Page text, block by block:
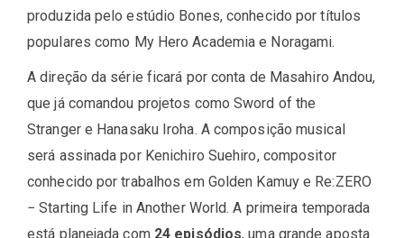
produzida pelo estúdio Bones, conhecido por títulos
populares como My Hero Academia e Noragami.
A direção da série ficará por conta de Masahiro Andou,
que já comandou projetos comoSword of the
Strangere Hanasaku Iroha. A composição musical
será assinada por Kenichiro Suehiro, compositor
conhecido por trabalhos em Golden Kamuye Re:ZERO
− Starting Life in Another World. A primeira temporada
está planejada com 24 episódios, uma grande aposta